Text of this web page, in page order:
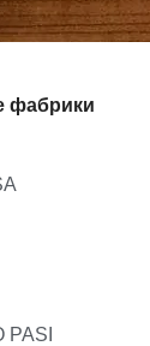
фабрики
PASI